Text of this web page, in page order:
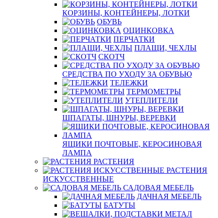
КОРЗИНЫ, КОНТЕЙНЕРЫ, ЛОТКИ
ОБУВЬ
ОЦИНКОВКА
ПЕРЧАТКИ
ПЛАЩИ, ЧЕХЛЫ
СКОТЧ
СРЕДСТВА ПО УХОДУ ЗА ОБУВЬЮ
ТЕЛЕЖКИ
ТЕРМОМЕТРЫ
УТЕПЛИТЕЛИ
ШПАГАТЫ, ШНУРЫ, ВЕРЕВКИ
ЯЩИКИ ПОЧТОВЫЕ, КЕРОСИНОВАЯ
ЛАМПА
РАСТЕНИЯ
РАСТЕНИЯ
ИСКУССТВЕННЫЕ
САДОВАЯ МЕБЕЛЬ
ДАЧНАЯ МЕБЕЛЬ
БАТУТЫ